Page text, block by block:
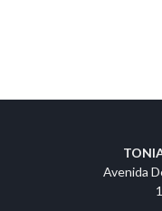
Avenida